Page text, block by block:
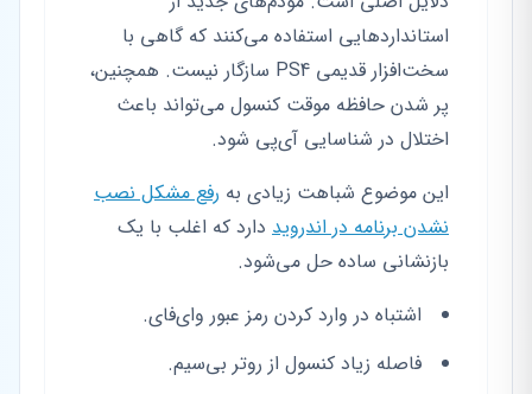
استانداردهایی استفاده می‌کنند که گاهی با
سخت‌افزار قدیمی PS4 سازگار نیست. همچنین،
پر شدن حافظه موقت کنسول می‌تواند باعث
اختلال در شناسایی آی‌پی شود.
این موضوع شباهت زیادی به رفع مشکل نصب
نشدن برنامه در اندروید دارد که اغلب با یک
بازنشانی ساده حل می‌شود.
اشتباه در وارد کردن رمز عبور وای‌فای.
فاصله زیاد کنسول از روتر بی‌سیم.